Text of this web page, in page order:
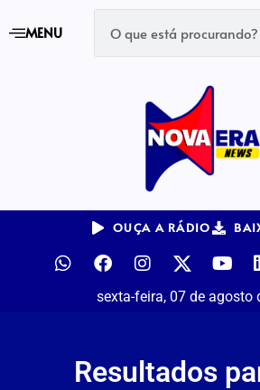
MENU
OUÇA A RÁDIO
sexta-feira, 07 de agosto
Resultados